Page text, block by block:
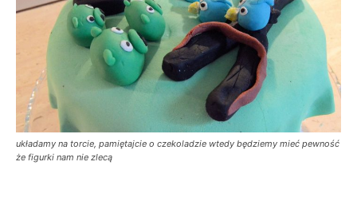
układamy na torcie, pamiętajcie o czekoladzie wtedy będziemy mieć pewność
że figurki nam nie zlecą